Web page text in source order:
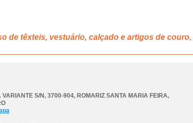
de têxteis, vestuário, calçado e artigos de couro,
VARIANTE S/N, 3700-904, ROMARIZ SANTA MARIA FEIRA,